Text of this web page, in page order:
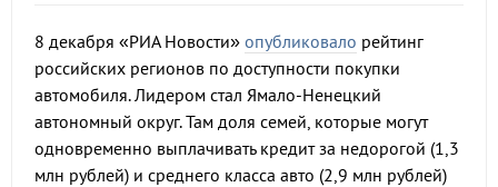
8 декабря «РИА Новости» опубликовало рейтинг
российских регионов по доступности покупки
автомобиля. Лидером стал Ямало-Ненецкий
автономный округ. Там доля семей, которые могут
одновременно выплачивать кредит за недорогой (1,3
млн рублей) и среднего класса авто (2,9 млн рублей)